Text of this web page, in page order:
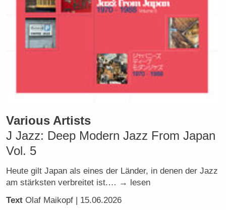
Various Artists
J Jazz: Deep Modern Jazz From Japan
Vol. 5
Heute gilt Japan als eines der Länder, in denen der Jazz
am stärksten verbreitet ist.… → lesen
Text Olaf Maikopf | 15.06.2026